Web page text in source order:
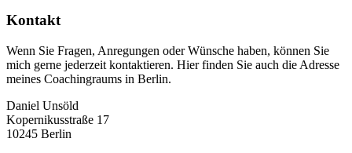
Kontakt
Wenn Sie Fragen, Anregungen oder Wünsche haben, können Sie
mich gerne jederzeit kontaktieren. Hier finden Sie auch die Adresse
meines Coachingraums in Berlin.
Daniel Unsöld
Kopernikusstraße 17
10245 Berlin